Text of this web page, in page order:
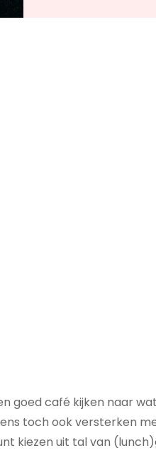
goed café kijken naar
toch ook versterken
kiezen uit tal van